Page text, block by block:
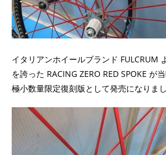
イタリアンホイールブランド FULCRUM
を誇った RACING ZERO RED SPOKE が
極小数量限定復刻版として発売になりまし